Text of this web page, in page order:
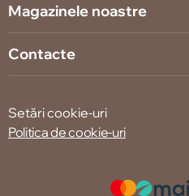
Magazinele noastre
Contacte
Setări cookie-uri
Politica de cookie-uri